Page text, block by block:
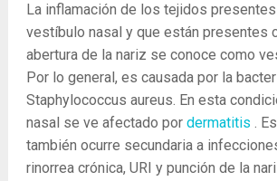
La inflamación de los tejidos
vestíbulo nasal y que están presentes
abertura de la nariz se conoce como
Por lo general, es causada por la
Staphylococcus aureus. En esta
nasal se ve afectado por dermatitis .
también ocurre secundaria a
rinorrea crónica, URI y punción de la